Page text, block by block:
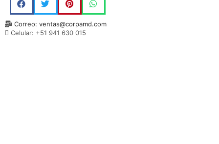
Correo: ventas@corpamd.com
Celular: +51 941 630 015